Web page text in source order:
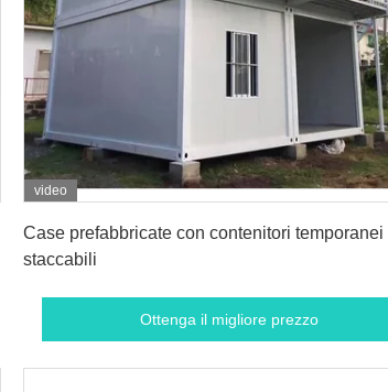
video
Case prefabbricate con contenitori temporanei
staccabili
Ottenga il migliore prezzo